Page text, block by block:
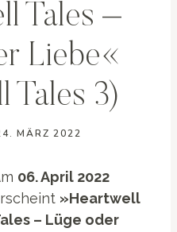
Tales –
Liebe«
Tales 3)
MÄRZ 2022
m 06. April 2022
»Heartwell
– Lüge oder